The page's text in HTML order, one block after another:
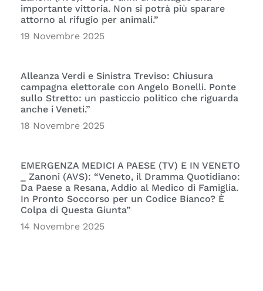
importante vittoria. Non si potrà più sparare
attorno al rifugio per animali.”
19 Novembre 2025
Alleanza Verdi e Sinistra Treviso: Chiusura
campagna elettorale con Angelo Bonelli. Ponte
sullo Stretto: un pasticcio politico che riguarda
anche i Veneti.”
18 Novembre 2025
EMERGENZA MEDICI A PAESE (TV) E IN VENETO
_ Zanoni (AVS): “Veneto, il Dramma Quotidiano:
Da Paese a Resana, Addio al Medico di Famiglia.
In Pronto Soccorso per un Codice Bianco? È
Colpa di Questa Giunta”
14 Novembre 2025